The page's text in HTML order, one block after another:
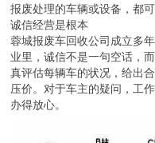
报废处理的车辆或设备，都
诚信经营是根本
蓉城报废车回收公司成立多
业里，诚信不是一句空话，
真评估每辆车的状况，给出
压价。对于车主的疑问，工
办得放心。